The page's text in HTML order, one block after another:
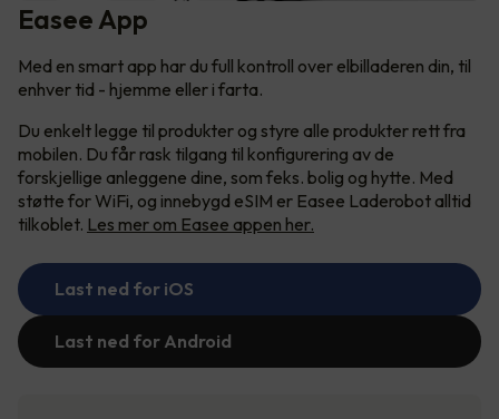
Easee App
Med en smart app har du full kontroll over elbilladeren din, til
enhver tid - hjemme eller i farta.
Du enkelt legge til produkter og styre alle produkter rett fra
mobilen. Du får rask tilgang til konfigurering av de
forskjellige anleggene dine, som feks. bolig og hytte. Med
støtte for WiFi, og innebygd eSIM er Easee Laderobot alltid
tilkoblet. Les mer om Easee appen her.
Last ned for iOS
Last ned for Android